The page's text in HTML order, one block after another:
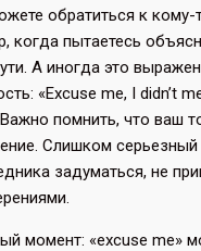
обратиться к кому-
когда пытаетесь
А иногда это
«Excuse me, I didn’t
помнить, что ваш
Слишком
задуматься, не
момент: «excuse me»